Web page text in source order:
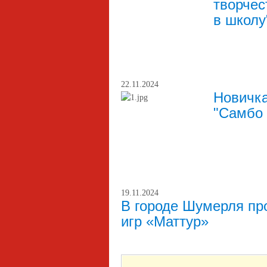
в
22.11.2024
"Самбо
19.11.2024
В городе Шумерля
игр «Маттур»